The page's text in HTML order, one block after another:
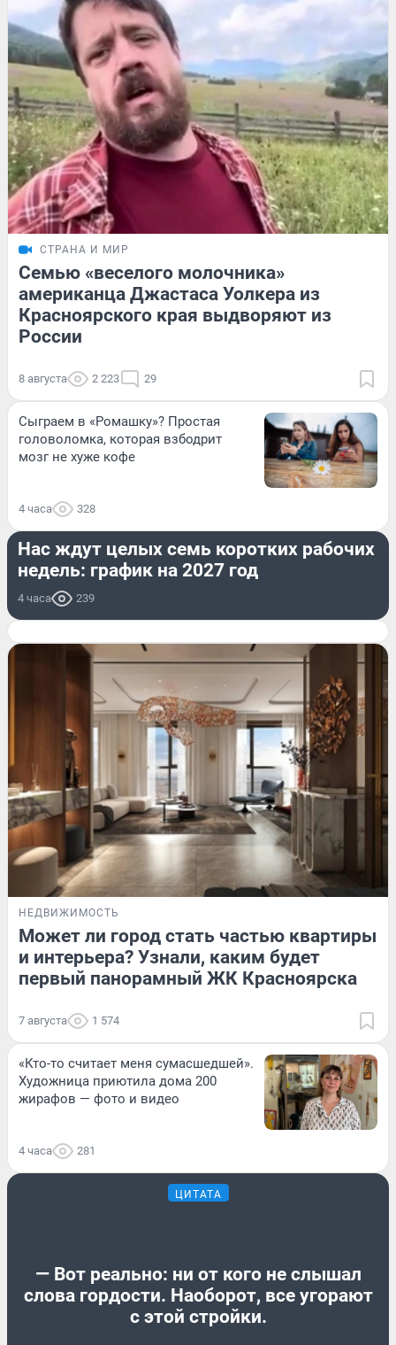
СТРАНА И МИР
Семью «веселого молочника»
американца Джастаса Уолкера из
Красноярского края выдворяют из
России
8 августа 2 223 29
Сыграем в «Ромашку»? Простая
головоломка, которая взбодрит
мозг не хуже кофе
4 часа 328
СТРАНА И МИР
Нас ждут целых семь коротких рабочих
недель: график на 2027 год
4 часа 239
НЕДВИЖИМОСТЬ
Может ли город стать частью квартиры
и интерьера? Узнали, каким будет
первый панорамный ЖК Красноярска
7 августа 1 574
«Кто-то считает меня сумасшедшей».
Художница приютила дома 200
жирафов — фото и видео
4 часа 281
ЦИТАТА
— Вот реально: ни от кого не слышал
слова гордости. Наоборот, все угорают
с этой стройки.